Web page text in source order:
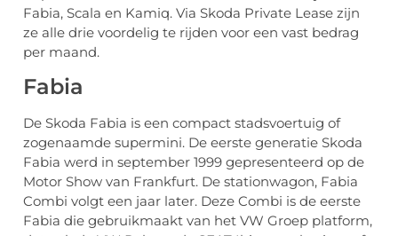
Fabia, Scala en Kamiq. Via Skoda Private Lease zijn
ze alle drie voordelig te rijden voor een vast bedrag
per maand.
Fabia
De Skoda Fabia is een compact stadsvoertuig of
zogenaamde supermini. De eerste generatie Skoda
Fabia werd in september 1999 gepresenteerd op de
Motor Show van Frankfurt. De stationwagon, Fabia
Combi volgt een jaar later. Deze Combi is de eerste
Fabia die gebruikmaakt van het VW Groep platform,